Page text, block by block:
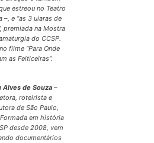
estreou no Teatro
–, e “as 3 uiaras de
premiada na Mostra
do CCSP.
filme “Para Onde
as Feiticeiras”.
Alves de Souza–
roteirista e
de São Paulo,
em história
desde 2008, vem
documentários